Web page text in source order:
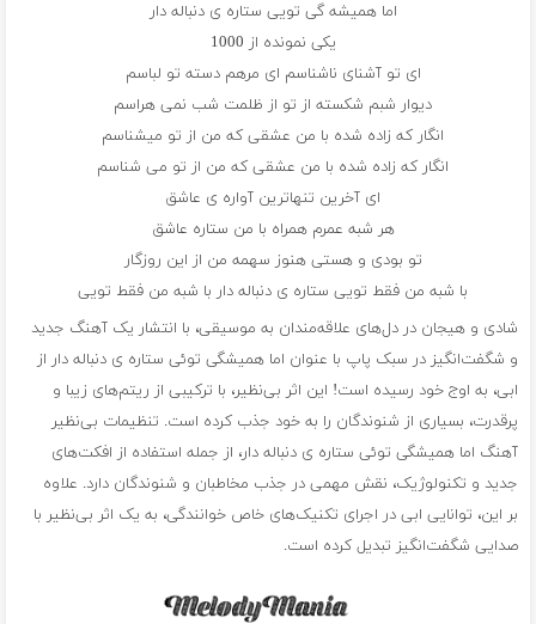
اما همیشه گی تویی ستاره ی دنباله دار
یکی نمونده از 1000
ای تو آشنای ناشناسم ای مرهم دسته تو لباسم
دیوار شبم شکسته از تو از ظلمت شب نمی هراسم
انگار که زاده شده با من عشقی که من از تو میشناسم
انگار که زاده شده با من عشقی که من از تو می شناسم
ای آخرین تنهاترین آواره ی عاشق
هر شبه عمرم همراه با من ستاره عاشق
تو بودی و هستی هنوز سهمه من از این روزگار
با شبه من فقط تویی ستاره ی دنباله دار با شبه من فقط تویی
شادی و هیجان در دل‌های علاقه‌مندان به موسیقی، با انتشار یک آهنگ جدید
و شگفت‌انگیز در سبک پاپ با عنوان اما همیشگی توئی ستاره ی دنباله دار از
ابی، به اوج خود رسیده است! این اثر بی‌نظیر، با ترکیبی از ریتم‌های زیبا و
پرقدرت، بسیاری از شنوندگان را به خود جذب کرده است. تنظیمات بی‌نظیر
آهنگ اما همیشگی توئی ستاره ی دنباله دار، از جمله استفاده از افکت‌های
جدید و تکنولوژیک، نقش مهمی در جذب مخاطبان و شنوندگان دارد. علاوه
بر این، توانایی ابی در اجرای تکنیک‌های خاص خوانندگی، به یک اثر بی‌نظیر با
صدایی شگفت‌انگیز تبدیل کرده است.